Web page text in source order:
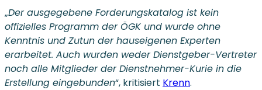
„Der ausgegebene Forderungskatalog ist kein
offizielles Programm der ÖGK und wurde ohne
Kenntnis und Zutun der hauseigenen Experten
erarbeitet. Auch wurden weder Dienstgeber-Vertreter
noch alle Mitglieder der Dienstnehmer-Kurie in die
Erstellung eingebunden“, kritisiert Krenn.